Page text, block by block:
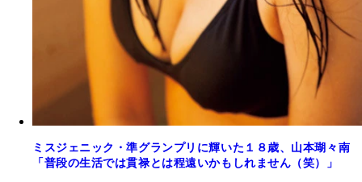
ミスジェニック・準グランプリに輝いた１８歳、山本瑚々南
「普段の生活では貫禄とは程遠いかもしれません（笑）」